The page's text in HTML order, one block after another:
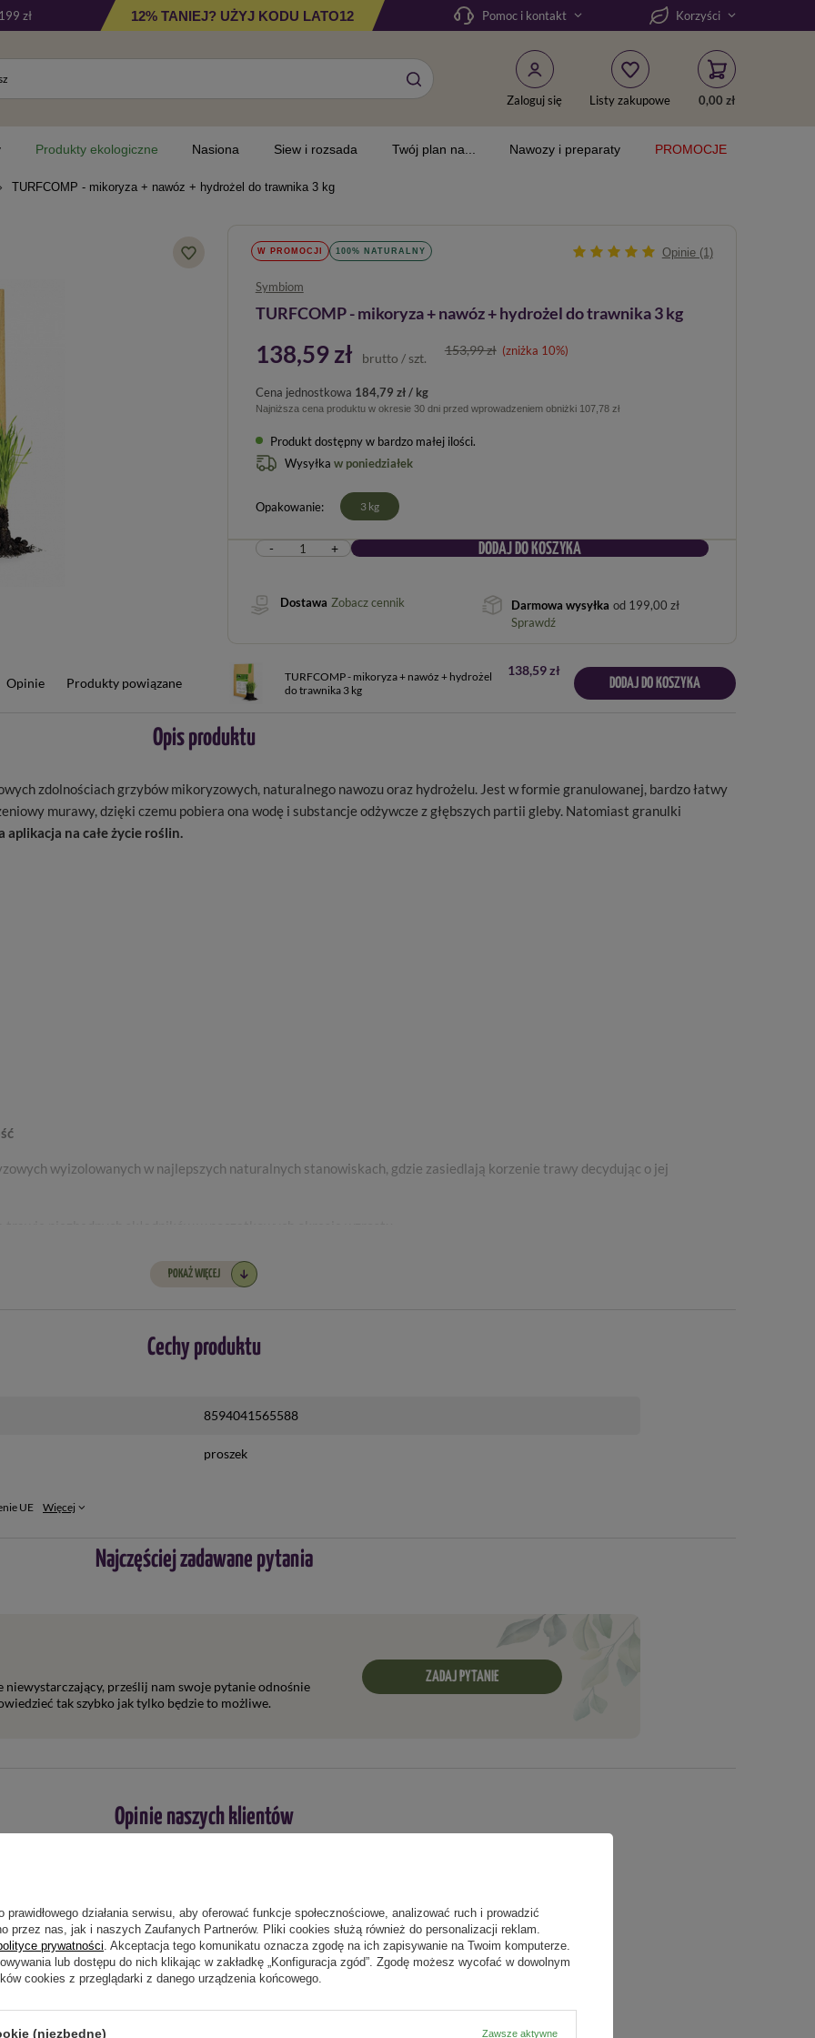
zł 12% TANIEJ? UŻYJ KODU LATO12 Pomoc i kontakt Korzyści
Zaloguj się Listy zakupowe 0,00 zł
Produkty ekologiczne Nasiona Siew i rozsada Twój plan na... Nawozy i preparaty PROMOCJE
TURFCOMP - mikoryza + nawóz + hydrożel do trawnika 3 kg
W PROMOCJI 100% NATURALNY Opinie (1)
Symbiom
TURFCOMP - mikoryza + nawóz + hydrożel do trawnika 3 kg
138,59 zł brutto / szt.
153,99 zł (zniżka 10%)
Cena jednostkowa 184,79 zł / kg
Najniższa cena produktu w okresie 30 dni przed wprowadzeniem obniżki 107,78 zł
Produkt dostępny w bardzo małej ilości
Wysyłka w poniedziałek
Opakowanie 3 kg
- + DODAJ DO KOSZYKA
Dostawa Zobacz cennik Darmowa wysyłka od 199,00 zł
Sprawdź
Opinie Produkty powiązane
TURFCOMP - mikoryza + nawóz + hydrożel
do trawnika 3 kg
138,59 zł
DODAJ DO KOSZYKA
Opis produktu
zdolnościach grzybów mikoryzowych, naturalnego nawozu oraz hydrożelu. Jest w formie granulowanej, bardzo łatwy
murawy, dzięki czemu pobiera ona wodę i substancje odżywcze z głębszych partii gleby. Natomiast granulki
aplikacja na całe życie roślin.
wyizolowanych w najlepszych naturalnych stanowiskach, gdzie zasiedlają korzenie trawy decydując o jej
następnie oddaje ją trawie w okresie suszy, dzięki czemu murawa jest znacznie bardziej odporna na suszę i wymaga
kilka lat, po czym ulega naturalnej biodegradacji.
zawartość opakowania na powierzchni gdzie będzie założony trawnik, a następnie przykryć 3 cm. warstwą ziemi i wysiać
fungicydów układowych w pobliżu trawnika gdyż mogą zaszkodzić mikoryzie. Należy ostrożnie dawkować nawozy
POKAŻ WIĘCEJ
Cechy produktu
8594041565588
proszek
UE Więcej
Najczęściej zadawane pytania
niewystarczający, prześlij nam swoje pytanie odnośnie
tak szybko jak tylko będzie to możliwe.
ZADAJ PYTANIE
Opinie naszych klientów
za pół rok
2022-01-17 Mariusz, BIELSKO-BIAŁA
działania serwisu, aby oferować funkcje społecznościowe, analizować ruch i prowadzić
przez nas, jak i naszych Zaufanych Partnerów. Pliki cookies służą również do personalizacji reklam.
prywatności. Akceptacja tego komunikatu oznacza zgodę na ich zapisywanie na Twoim komputerze.
lub dostępu do nich klikając w zakładkę „Konfiguracja zgód”. Zgodę możesz wycofać w dowolnym
cookies z przeglądarki z danego urządzenia końcowego.
(niezbędne) Zawsze aktywne